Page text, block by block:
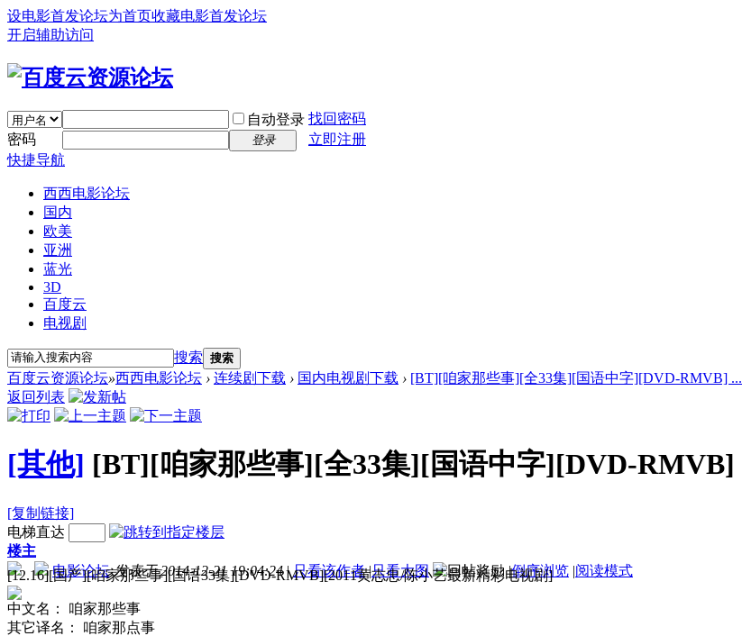
设电影首发论坛为首页收藏电影首发论坛
开启辅助访问
自动登录 找回密码
密码
登录
立即注册
快捷导航
西西电影论坛
国内
欧美
亚洲
蓝光
3D
百度云
电视剧
搜索 搜索
百度云资源论坛»西西电影论坛 › 连续剧下载 › 国内电视剧下载 › [BT][咱家那些事][全33集][国语中字][DVD-RMVB] ...
返回列表
[其他] [BT][咱家那些事][全33集][国语中字][DVD-RMVB]
[复制链接]
电梯直达
楼主
电影论坛 发表于 2014-12-21 19:04:24 | 只看该作者 |只看大图 |倒序浏览 |阅读模式
[12.16][国产][咱家那些事][国语33集][DVD-RMVB][2011黄志忠/陈小艺最新精彩电视剧]
中文名： 咱家那些事
其它译名： 咱家那点事